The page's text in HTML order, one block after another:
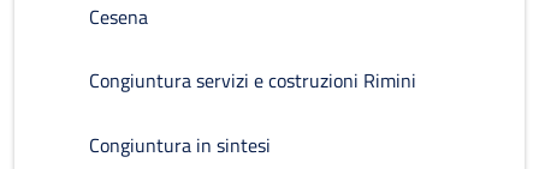
Cesena
Congiuntura servizi e costruzioni Rimini
Congiuntura in sintesi